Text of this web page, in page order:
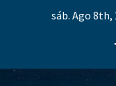
sáb. Ago 8th,